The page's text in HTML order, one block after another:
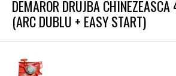
DEMAROR DRUJBA
(ARC DUBLU + EASY START)